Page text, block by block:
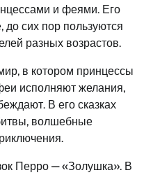
и феями. Его
до сих пор пользуются
разных возрастов.
в котором принцессы
исполняют желания,
В его сказках
волшебные
Перро — «Золушка». В